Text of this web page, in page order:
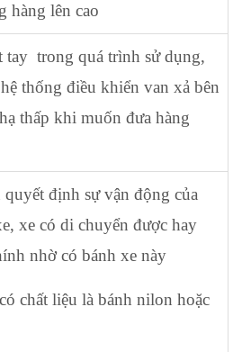
hàng lên cao
tay trong quá trình sử dụng,
thống điều khiển van xả bên
thấp khi muốn đưa hàng
quyết định sự vận động của
xe có di chuyển được hay
nhờ có bánh xe này
chất liệu là bánh nilon hoặc